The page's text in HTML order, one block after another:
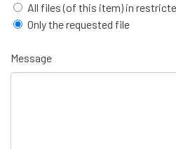
All files (of this item) in
Only the requested file
Message